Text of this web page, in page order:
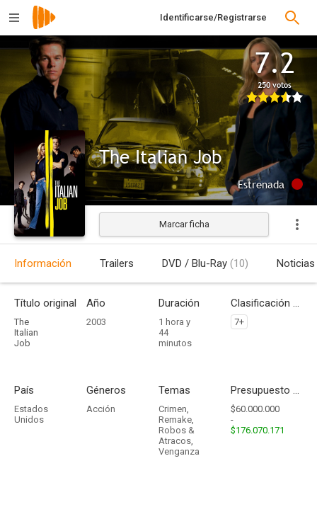
Identificarse/Registrarse
7.2
250 votos
The Italian Job
Estrenada
Marcar ficha
Información Trailers DVD / Blu-Ray (10) Noticias
Título original
The
Italian
Job
Año
2003
Duración
1 hora y
44
minutos
Clasificación por edades
7+
País
Estados
Unidos
Géneros
Acción
Temas
Crimen,
Remake,
Robos &
Atracos,
Venganza
Presupuesto - Ingresos
$60.000.000
-
$176.070.171